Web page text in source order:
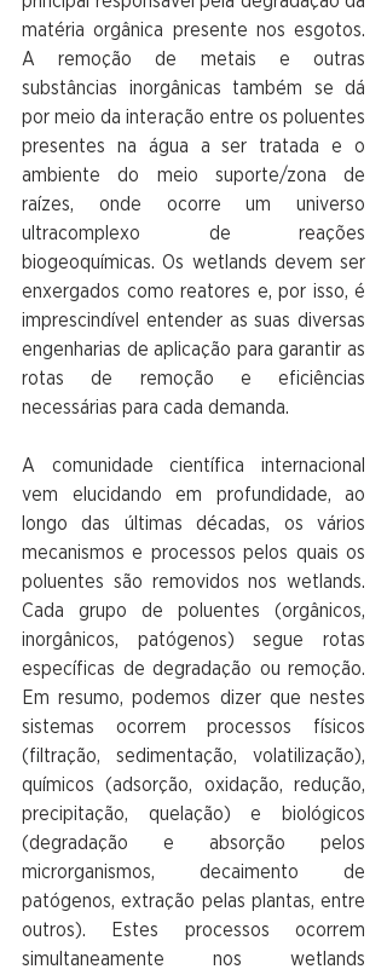
matéria orgânica presente nos esgotos.
A remoção de metais e outras
substâncias inorgânicas também se dá
por meio da interação entre os poluentes
presentes na água a ser tratada e o
ambiente do meio suporte/zona de
raízes, onde ocorre um universo
ultracomplexo de reações
biogeoquímicas. Os wetlands devem ser
enxergados como reatores e, por isso, é
imprescindível entender as suas diversas
engenharias de aplicação para garantir as
rotas de remoção e eficiências
necessárias para cada demanda.
A comunidade científica internacional
vem elucidando em profundidade, ao
longo das últimas décadas, os vários
mecanismos e processos pelos quais os
poluentes são removidos nos wetlands.
Cada grupo de poluentes (orgânicos,
inorgânicos, patógenos) segue rotas
específicas de degradação ou remoção.
Em resumo, podemos dizer que nestes
sistemas ocorrem processos físicos
(filtração, sedimentação, volatilização),
químicos (adsorção, oxidação, redução,
precipitação, quelação) e biológicos
(degradação e absorção pelos
microrganismos, decaimento de
patógenos, extração pelas plantas, entre
outros). Estes processos ocorrem
simultaneamente nos wetlands